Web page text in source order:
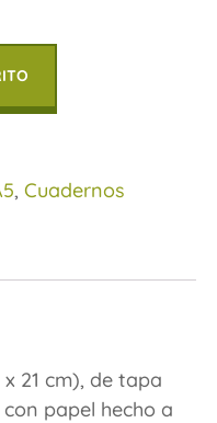
, Cuadernos
21 cm), de tapa
papel hecho a